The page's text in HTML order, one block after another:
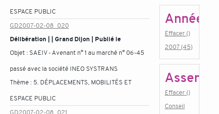
ESPACE PUBLIC
GD2007-02-08_020
Délibération | | Grand Dijon | Publié le
Objet : SAEIV - Avenant n° 1 au marché n° 06-45
passé avec la société INEO SYSTRANS
Thème : 5. DÉPLACEMENTS, MOBILITÉS ET
ESPACE PUBLIC
GD2007-02-08_021
Année
Effacer ()
2007 (45)
Effacer ()
Conseil